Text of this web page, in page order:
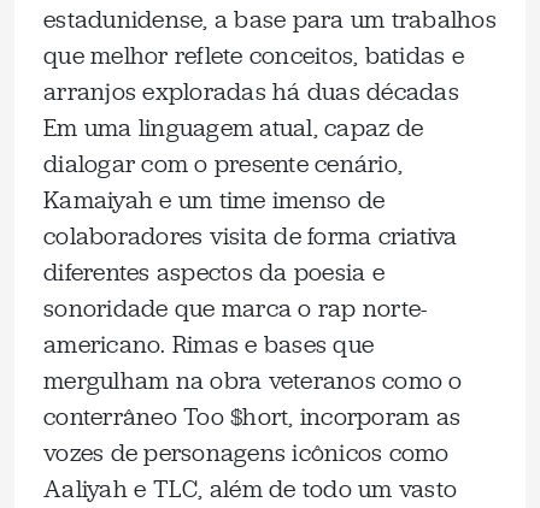
estadunidense, a base para um trabalhos
que melhor reflete conceitos, batidas e
arranjos exploradas há duas décadas
Em uma linguagem atual, capaz de
dialogar com o presente cenário,
Kamaiyah e um time imenso de
colaboradores visita de forma criativa
diferentes aspectos da poesia e
sonoridade que marca o rap norte-
americano. Rimas e bases que
mergulham na obra veteranos como o
conterrâneo Too $hort, incorporam as
vozes de personagens icônicos como
Aaliyah e TLC, além de todo um vasto